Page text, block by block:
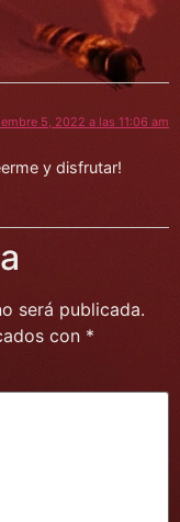
5, 2022 a las 11:06 am
y disfrutar!
será publicada.
con *